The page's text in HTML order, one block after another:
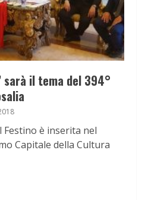
sarà il tema del 394°
Festino è inserita nel
Capitale della Cultura